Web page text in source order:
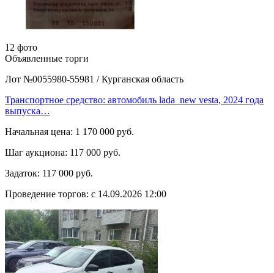
12 фото
Объявленные торги
Лот №0055980-55981 / Курганская область
Транспортное средство: автомобиль lada_new vesta, 2024 года
выпуска…
Начальная цена: 1 170 000 руб.
Шаг аукциона: 117 000 руб.
Задаток: 117 000 руб.
Проведение торгов: с 14.09.2026 12:00